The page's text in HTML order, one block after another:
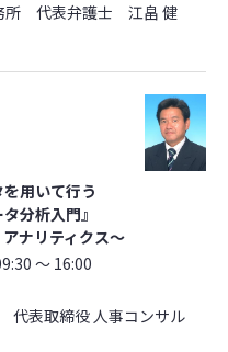
所 代表弁護士 江畠 健
用いて行う
分析入門』
ナリティクス～
～ 16:00
代表取締役 人事コンサル